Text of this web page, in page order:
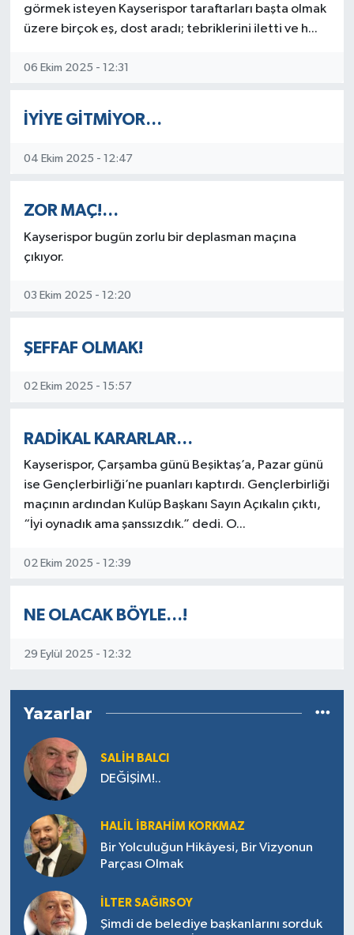
görmek isteyen Kayserispor taraftarları başta olmak
üzere birçok eş, dost aradı; tebriklerini iletti ve h...
06 Ekim 2025 - 12:31
İYİYE GİTMİYOR…
04 Ekim 2025 - 12:47
ZOR MAÇ!…
Kayserispor bugün zorlu bir deplasman maçına
çıkıyor.
03 Ekim 2025 - 12:20
ŞEFFAF OLMAK!
02 Ekim 2025 - 15:57
RADİKAL KARARLAR…
Kayserispor, Çarşamba günü Beşiktaş’a, Pazar günü
ise Gençlerbirliği’ne puanları kaptırdı. Gençlerbirliği
maçının ardından Kulüp Başkanı Sayın Açıkalın çıktı,
“İyi oynadık ama şanssızdık.” dedi. O...
02 Ekim 2025 - 12:39
NE OLACAK BÖYLE…!
29 Eylül 2025 - 12:32
Yazarlar
SALIH BALCI
DEĞİŞİM!..
HALIL İBRAHIM KORKMAZ
Bir Yolculuğun Hikâyesi, Bir Vizyonun
Parçası Olmak
İLTER SAĞIRSOY
Şimdi de belediye başkanlarını sorduk